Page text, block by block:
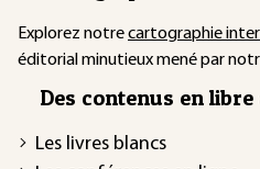
Explorez notrecartographie
éditorial minutieux mené par
Des contenus en libre
Les livres blancs